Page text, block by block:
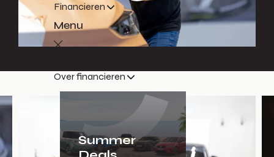
Financieren
Menu
Over financieren
Summer